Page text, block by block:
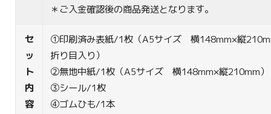
＊ご入金確認後の商品発送となります。
セ
ッ
ト
内
容
①印刷済み表紙/1枚（A5サイズ 横148mm×縦
折り目入り）
②無地中紙/1枚（A5サイズ 横148mm×縦210mm）
③シール/1枚
④ゴムひも/1本